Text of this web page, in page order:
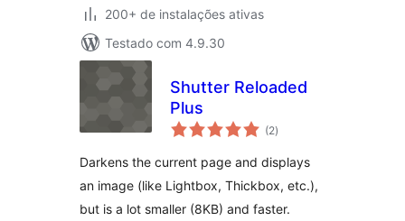
200+ de instalações ativas
Testado com 4.9.30
Shutter Reloaded
Plus
(2total
de
)
Darkens the current page and displays
an image (like Lightbox, Thickbox, etc.),
but is a lot smaller (8KB) and faster.